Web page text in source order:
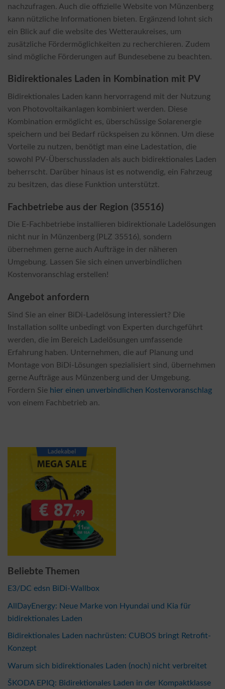
nachzufragen. Auch die offizielle Website von Münzenberg
kann nützliche Informationen bieten. Ergänzend lohnt sich
ein Blick auf die website des Wetteraukreises, um
zusätzliche Fördermöglichkeiten zu recherchieren. Zudem
sind mögliche Förderungen auf Bundesebene zu beachten.
Bidirektionales Laden in Kombination mit PV
Bidirektionales Laden kann hervorragend mit der Nutzung
von Photovoltaikanlagen kombiniert werden. Diese
Kombination ermöglicht es, überschüssige Solarenergie
speichern und bei Bedarf rückspeisen zu können. Um diese
Vorteile zu nutzen, benötigt man eine Ladestation, die
sowohl PV-Überschussladen als auch bidirektionales Laden
beherrscht. Darüber hinaus ist es notwendig, ein Fahrzeug
zu besitzen, das diese Funktion unterstützt.
Fachbetriebe aus der Region (35516)
Die E-Fachbetriebe installieren bidirektionale Ladelösungen
nicht nur in Münzenberg (PLZ 35516), sondern
übernehmen gerne auch Aufträge in der näheren
Umgebung. Lassen Sie sich einen unverbindlichen
Kostenvoranschlag erstellen!
Angebot anfordern
Sind Sie an einer BiDi-Ladelösung interessiert? Die
Installation sollte unbedingt von Experten durchgeführt
werden, die im Bereich Ladelösungen umfassende
Erfahrung haben. Unternehmen, die auf Planung und
Montage von BiDi-Lösungen spezialisiert sind, übernehmen
gerne Aufträge aus Münzenberg und der Umgebung.
Fordern Sie hier einen unverbindlichen Kostenvoranschlag
von einem Fachbetrieb an.
Beliebte Themen
E3/DC edsn BiDi-Wallbox
AllDayEnergy: Neue Marke von Hyundai und Kia für
bidirektionales Laden
Bidirektionales Laden nachrüsten: CUBOS bringt Retrofit-
Konzept
Warum sich bidirektionales Laden (noch) nicht verbreitet
ŠKODA EPIQ: Bidirektionales Laden in der Kompaktklasse